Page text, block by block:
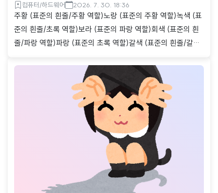
컴퓨터/하드웨어 2026. 7. 30. 18:36
주황 (표준의 흰줄/주황 역할)노랑 (표준의 주황 역할)녹색 (표
준의 흰줄/초록 역할)보라 (표준의 파랑 역할)회색 (표준의 흰
줄/파랑 역할)파랑 (표준의 초록 역할)갈색 (표준의 흰줄/갈색
다 검색해주네 -_-;;내가 외국 웹사이트 직접 찾는거보다 훨씬